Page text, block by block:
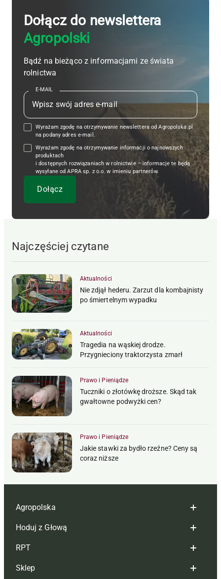
Dołącz do newslettera
Agropolski
Bądź na bieżąco z informacjami ze świata
rolnictwa
E-MAIL
Wyrażam zgodę na otrzymywanie newslettera od Agropolska.pl
na podany adres e-mail.
Wyrażam zgodę na otrzymywanie informacji o najnowszych
produktach
i dostępnych rozwiązaniach w rolnictwie – informacje te będą
wysyłane od APRA sp. z o.o. w imieniu partnerów.
Najczęściej czytane
Aktualności
Nie zdjął hederu. Zarzut dla kombajnisty
po śmiertelnym wypadku
Aktualności
Tragedia na wąskiej drodze.
Przygnieciony traktorzysta zmarł
Prawo i Pieniądze
Tuczniki o złotówkę droższe. Skąd tak
gwałtowne podwyżki cen?
Prawo i Pieniądze
Jakie stawki za bydło rzeźne? Ceny są
coraz niższe
Agropolska
Redakcja
Reklama
Tagi
Hoduj z Głową
Hoduj z głową bydło
Hoduj z głową świnie
RPT
Redakcja
Sklep